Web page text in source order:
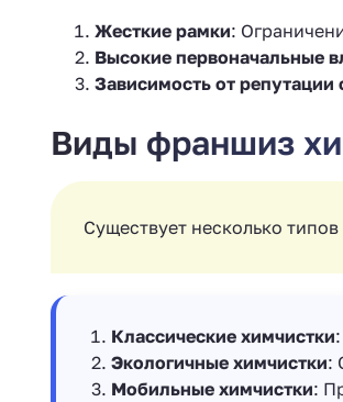
Жесткие рамки:
Высокие первоначальные
Зависимость от репутации
Виды франшиз
Существует несколько
Классические химчистки
Экологичные химчистки:
Мобильные химчистки: